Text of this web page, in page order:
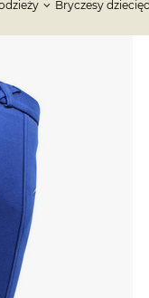
Bryczesy